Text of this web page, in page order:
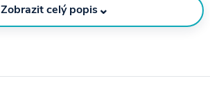
Zobrazit celý popis⌄